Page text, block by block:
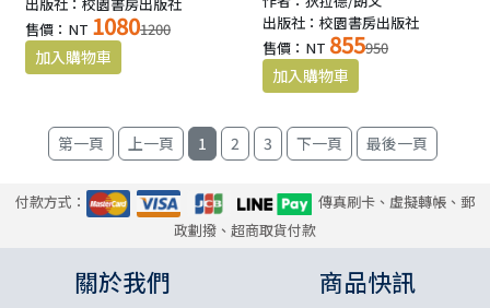
售價：NT 10801200
出版社：校園書房出版社
售價：NT 855950
1 2 3
付款方式：
傳真刷卡、虛擬轉帳、郵
政劃撥、超商取貨付款
關於我們 商品快訊